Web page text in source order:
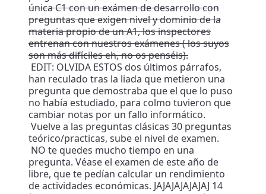
única C1 con un exámen de desarrollo con
preguntas que exigen nivel y dominio de la
materia propio de un A1, los inspectores
entrenan con nuestros exámenes ( los suyos
son más difíciles eh, no os penséis).
EDIT: OLVIDA ESTOS dos últimos párrafos,
han reculado tras la liada que metieron una
pregunta que demostraba que el que lo puso
no había estudiado, para colmo tuvieron que
cambiar notas por un fallo informático.
Vuelve a las preguntas clásicas 30 preguntas
teórico/practicas, sube el nivel de examen.
NO te quedes mucho tiempo en una
pregunta. Véase el examen de este año de
libre, que te pedían calcular un rendimiento
de actividades económicas. JAJAJAJAJAJAJ 14